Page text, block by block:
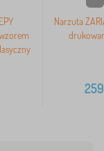
Narzuta